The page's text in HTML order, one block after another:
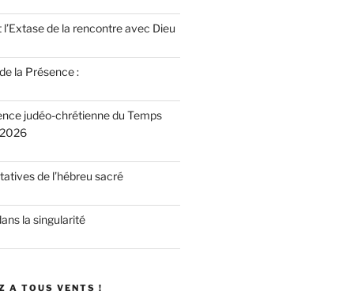
l’Extase de la rencontre avec Dieu
la Présence :
judéo-chrétienne du Temps
de l’hébreu sacré
la singularité
A TOUS VENTS !